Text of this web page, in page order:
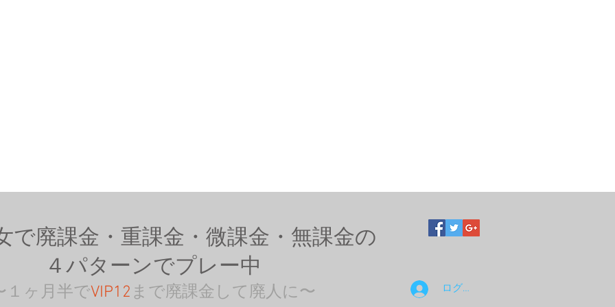
で廃課金・重課金・微課金・無課金の
４パターンでプレー中
１ヶ月半でVIP12 まで廃課金して廃人に〜 ログイン